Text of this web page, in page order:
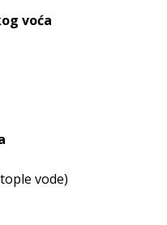
voća
vode)